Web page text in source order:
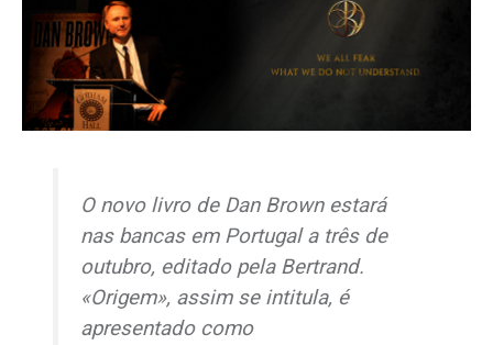
O novo livro de Dan Brown estará
nas bancas em Portugal a três de
outubro, editado pela Bertrand.
«Origem», assim se intitula, é
apresentado como